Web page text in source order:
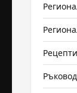
Рецепти